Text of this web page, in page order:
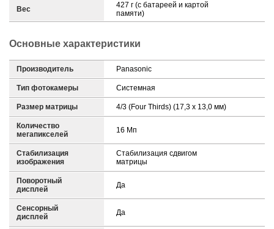
Вес
427 г (с батареей и картой
памяти)
Основные характеристики
Производитель Panasonic
Тип фотокамеры Системная
Размер матрицы 4/3 (Four Thirds) (17,3 x 13,0 мм)
Количество
мегапикселей
16 Мп
Стабилизация
изображения
Стабилизация сдвигом
матрицы
Поворотный
дисплей
Да
Сенсорный
дисплей
Да